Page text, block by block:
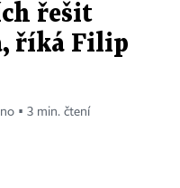
řešit
říká Filip
▪ 3 min. čtení